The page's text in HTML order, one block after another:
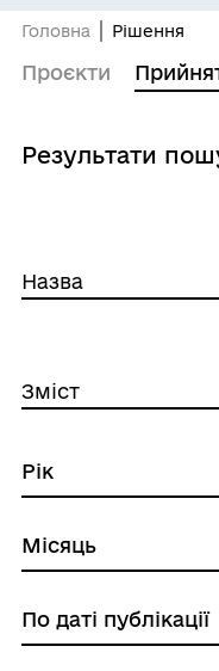
Головна Рішення
Проєкти
Результати
Назва
Зміст